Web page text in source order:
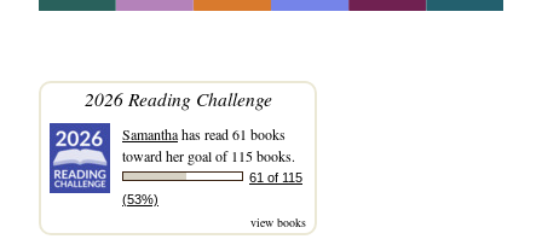
2026 Reading Challenge
Samanthahas read 61 books
toward her goal of 115 books.
61 of 115
(53%)
view books